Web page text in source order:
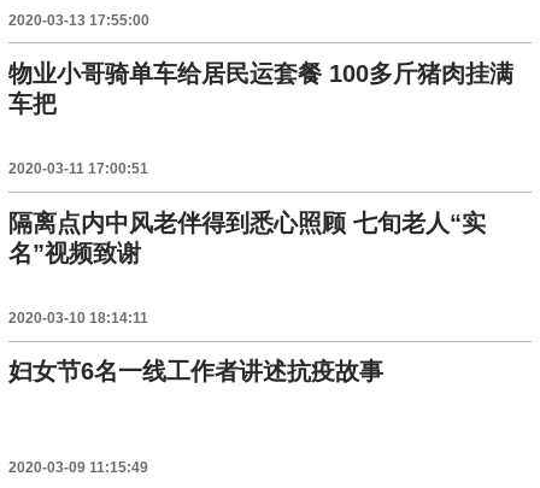
2020-03-13 17:55:00
物业小哥骑单车给居民运套餐 100多斤猪肉挂满
车把
2020-03-11 17:00:51
隔离点内中风老伴得到悉心照顾 七旬老人“实
名”视频致谢
2020-03-10 18:14:11
妇女节6名一线工作者讲述抗疫故事
2020-03-09 11:15:49